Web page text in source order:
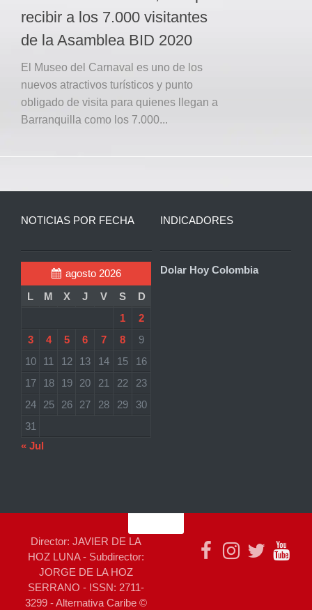
recibir a los 7.000 visitantes
de la Asamblea BID 2020
El Museo del Carnaval es uno de los
nuevos atractivos turísticos y punto
obligado de visita para quienes llegan a
Barranquilla como los 7.000...
NOTICIAS POR FECHA
agosto 2026
L
M X J V S
D
1
2
3
4 5 6 7 8
9
10
11 12 13 14 15
16
17
18 19 20 21 22
23
24
25 26 27 28 29
30
31
« Jul
INDICADORES
Dolar Hoy Colombia
Director: JAVIER DE LA
HOZ LUNA - Subdirector:
JORGE DE LA HOZ
SERRANO - ISSN: 2711-
3299 - Alternativa Caribe ©